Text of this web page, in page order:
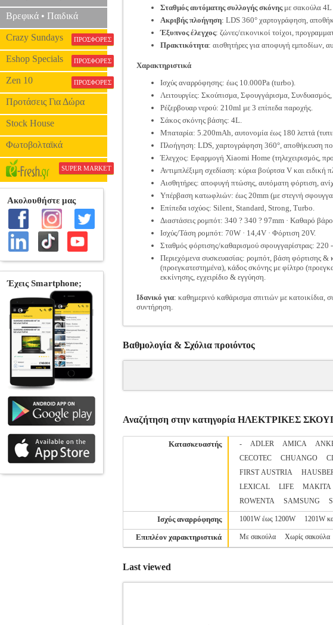
Βρεφικά • Παιδικά
Crazy Sundays ΠΡΟΣΦΟΡΕΣ
Eshop Specials ΠΡΟΣΦΟΡΕΣ
Zen 10 ΠΡΟΣΦΟΡΕΣ
Προτάσεις Για Δώρα
Stock House
Φωτοβολταϊκά
SUPER MARKET
Σταθμός αυτόματης συλλογής σκόνηςμε σακούλα 4L
Ακριβής πλοήγηση: LDS 360° χαρτογράφηση,
Έξυπνος έλεγχος: ζώνες/εικονικοί τοίχοι,
Πρακτικότητα: αισθητήρες για αποφυγή εμποδίων,
Χαρακτηριστικά
Ισχύς αναρρόφησης: έως 10.000Pa (turbo).
Λειτουργίες: Σκούπισμα, Σφουγγάρισμα,
Ρέζερβουαρ νερού: 210ml με 3 επίπεδα παροχής.
Σάκος σκόνης βάσης: 4L.
Μπαταρία: 5.200mAh, αυτονομία έως 180 λεπτά
Πλοήγηση: LDS, χαρτογράφηση 360°, αποθήκευση
Έλεγχος: Εφαρμογή Xiaomi Home (τηλεχειρισμός,
Αντιμπλέξιμη σχεδίαση: κύρια βούρτσα V και ειδική
Αισθητήρες: αποφυγή πτώσης, αυτόματη φόρτιση,
Υπέρβαση κατωφλιών: έως 20mm (με στεγνή
Επίπεδα ισχύος: Silent, Standard, Strong, Turbo.
Διαστάσεις ρομπότ: 340 ? 340 ? 97mm · Καθαρό
Ισχύς/Τάση ρομπότ: 70W · 14,4V · Φόρτιση 20V.
Σταθμός φόρτισης/καθαρισμού σφουγγαρίστρας:
Περιεχόμενα συσκευασίας: ρομπότ, βάση φόρτισης &
(προεγκατεστημένα), κάδος σκόνης με φίλτρο
εκκίνησης, εγχειρίδιο & εγγύηση.
Ιδανικό για: καθημερινό καθάρισμα σπιτιών με κατοικίδια,
συντήρηση.
Βαθμολογία & Σχόλια προιόντος
Αναζήτηση στην κατηγορία ΗΛΕΚΤΡΙΚΕΣ
Κατασκευαστής - ADLER AMICA
CECOTEC
CHUANGO
FIRST AUSTRIA
LEXICAL
LIFE MAKITA
ROWENTA
SAMSUNG
Ισχύς αναρρόφησης 1001W έως 1200W 1201W
Επιπλέον χαρακτηριστικά Με σακούλα Χωρίς σακούλα
Last viewed